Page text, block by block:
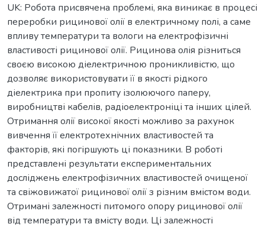
UK: Робота присвячена проблемі, яка виникає в процесі
переробки рицинової олії в електричному полі, а саме
впливу температури та вологи на електрофізичні
властивості рицинової олії. Рицинова олія різниться
своєю високою діелектричною проникливістю, що
дозволяє використовувати її в якості рідкого
діелектрика при пропиту ізолюючого паперу,
виробництві кабелів, радіоелектроніці та інших цілей.
Отримання олії високої якості можливо за рахунок
вивчення її електротехнічних властивостей та
факторів, які погіршують ці показники. В роботі
представлені результати експериментальних
досліджень електрофізичних властивостей очищеної
та свіжовижатої рицинової олії з різним вмістом води.
Отримані залежності питомого опору рицинової олії
від температури та вмісту води. Ці залежності